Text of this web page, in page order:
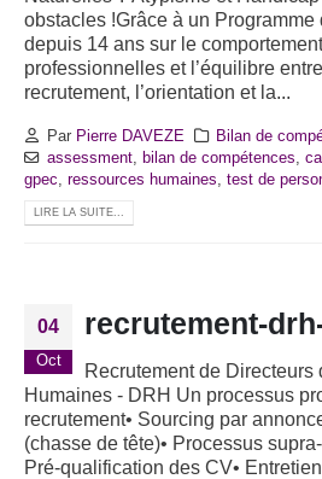
obstacles !Grâce à un
depuis 14 ans sur le
professionnelles et l’équilibre
recrutement, l’orientation et la...
Par Pierre DAVEZE
Bilan de
assessment, bilan de compétences,
gpec, ressources humaines, test de
LIRE LA SUITE...
04
Oct
recrutement-
Recrutement de Directeurs
Humaines - DRH Un processus
recrutement• Sourcing par
(chasse de tête)• Processus
Pré-qualification des CV•